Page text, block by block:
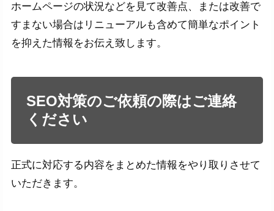
ホームページの状況などを見て改善点、または改善で
すまない場合はリニューアルも含めて簡単なポイント
を抑えた情報をお伝え致します。
SEO対策のご依頼の際はご連絡
ください
正式に対応する内容をまとめた情報をやり取りさせて
いただきます。